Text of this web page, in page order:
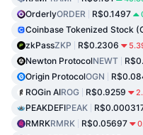
OrderlyORDER R$0.1497
Coinbase Tokenized Stock
zkPassZKP R$0.2306
Newton ProtocolNEWT
Origin ProtocolOGN
ROGin AIROG R$0.9259
PEAKDEFIPEAK
RMRKRMRK R$0.05697